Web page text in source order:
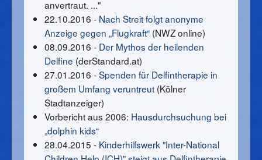
anvertraut. ..."
22.10.2016 - Nach Streit folgt anonyme
Anzeige gegen „Flugkraft“ (NWZ online)
08.09.2016 - Der Mythos der heilenden
Delfine (derStandard.at)
27.01.2016 -Spenden für Delfintherapie in
großem Umfang veruntreut (Kölner
Stadtanzeiger)
Vorbericht aus 2006: Hausdurchsuchung bei
„dolphin kids“
28.04.2015 - Kinderhilfswerk "Inter-National